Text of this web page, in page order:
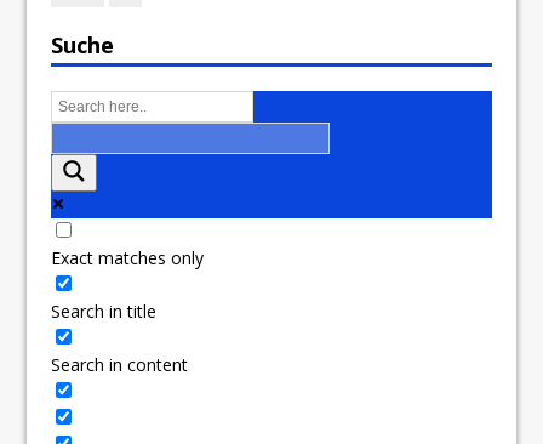
Suche
Exact matches only
Search in title
Search in content